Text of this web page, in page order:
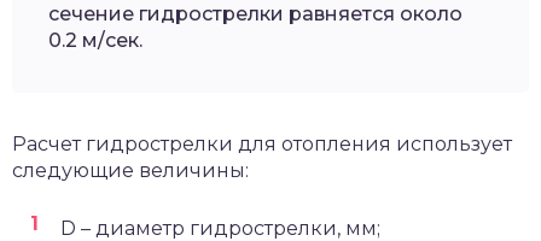
сечение гидрострелки равняется около
0.2 м/сек.
Расчет гидрострелки для отопления использует
следующие величины:
D – диаметр гидрострелки, мм;